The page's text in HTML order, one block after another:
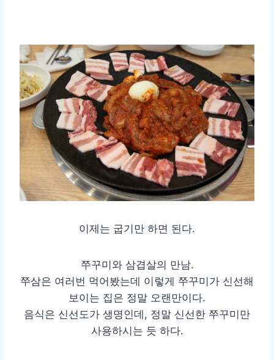
이제는 굽기만 하면 된다.
쭈꾸미와 삼겹살의 만남.
쭈삼은 여러번 먹어봤는데 이렇게 쭈꾸미가 신선해
보이는 집은 정말 오랜만이다.
음식은 신선도가 생명인데, 정말 신선한 쭈꾸미만
사용하시는 듯 하다.